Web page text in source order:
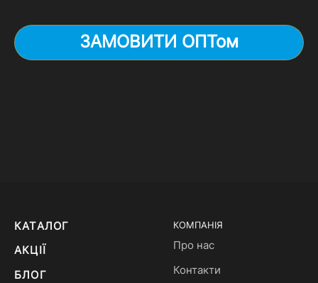
ЗАМОВИТИ ОПТом
КАТАЛОГ
АКЦІЇ
БЛОГ
КОМПАНІЯ
Про нас
Контакти